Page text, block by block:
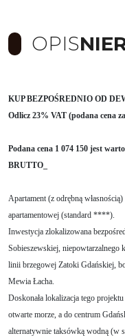
OPIS
KUP BEZPOŚREDNIO OD
Odlicz 23% VAT (podana cena
Podana cena 1 074 150 jest
BRUTTO_
Apartament (z odrębną
apartamentowej (standard ****).
Inwestycja zlokalizowana
Sobieszewskiej,
linii brzegowej Zatoki Gdańskiej,
Mewia Łacha.
Doskonała lokalizacja tego
otwarte morze, a do centrum
alternatywnie taksówką wodną (w